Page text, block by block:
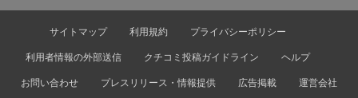
サイトマップ 利用規約
プライバシーポリシー
利用者情報の外部送信
クチコミ投稿ガイドライン
ヘルプ
お問い合わせ
プレスリリース・情報提供 広告掲載 運営会社